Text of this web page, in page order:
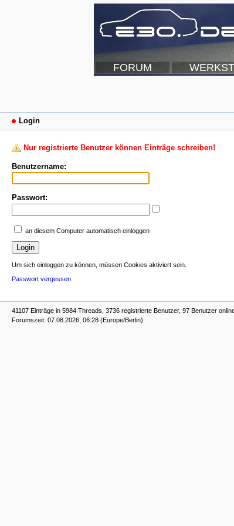
FORUM
Login
Nur registrierte Benutzer können Einträge schreiben!
Benutzername:
Passwort:
an diesem Computer automatisch einloggen
Um sich einloggen zu können, müssen Cookies aktiviert sein.
Passwort vergessen
41107 Einträge in 5984 Threads, 3736 registrierte Benutzer, 97 Benutzer
Forumszeit: 07.08.2026, 06:28 (Europe/Berlin)